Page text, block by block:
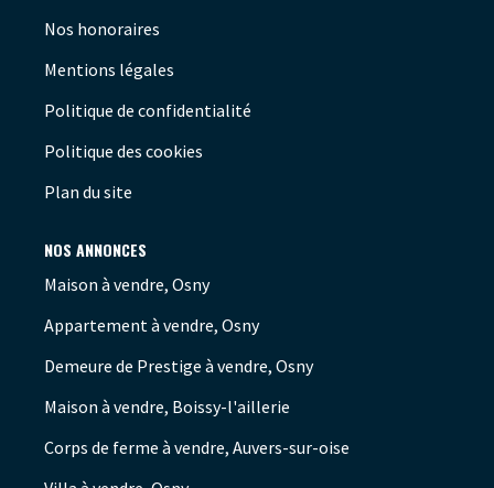
Nos honoraires
Mentions légales
Politique de confidentialité
Politique des cookies
Plan du site
NOS ANNONCES
Maison à vendre, Osny
Appartement à vendre, Osny
Demeure de Prestige à vendre, Osny
Maison à vendre, Boissy-l'aillerie
Corps de ferme à vendre, Auvers-sur-oise